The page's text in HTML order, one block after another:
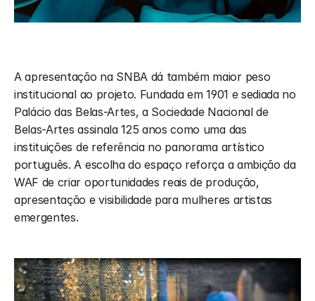
A apresentação na SNBA dá também maior peso
institucional ao projeto. Fundada em 1901 e sediada no
Palácio das Belas-Artes, a Sociedade Nacional de
Belas-Artes assinala 125 anos como uma das
instituições de referência no panorama artístico
português. A escolha do espaço reforça a ambição da
WAF de criar oportunidades reais de produção,
apresentação e visibilidade para mulheres artistas
emergentes.